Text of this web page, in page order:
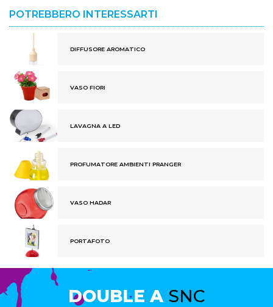
POTREBBERO INTERESSARTI
DIFFUSORE AROMATICO
VASO FIORI
LAVAGNA A LED
PROFUMATORE AMBIENTI PRANGER
VASO HADAR
PORTAFOTO
DOUBLE A SNC